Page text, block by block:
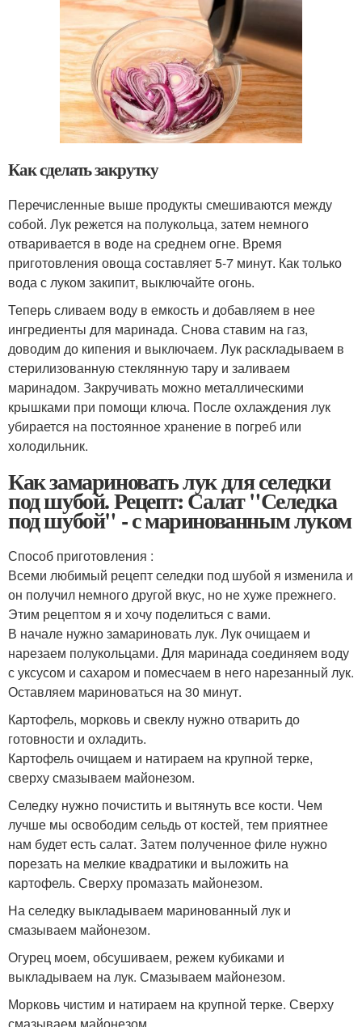
Как сделать закрутку
Перечисленные выше продукты смешиваются между
собой. Лук режется на полукольца, затем немного
отваривается в воде на среднем огне. Время
приготовления овоща составляет 5-7 минут. Как только
вода с луком закипит, выключайте огонь.
Теперь сливаем воду в емкость и добавляем в нее
ингредиенты для маринада. Снова ставим на газ,
доводим до кипения и выключаем. Лук раскладываем в
стерилизованную стеклянную тару и заливаем
маринадом. Закручивать можно металлическими
крышками при помощи ключа. После охлаждения лук
убирается на постоянное хранение в погреб или
холодильник.
Как замариновать лук для селедки
под шубой. Рецепт: Салат "Селедка
под шубой" - с маринованным луком
Способ приготовления :
Всеми любимый рецепт селедки под шубой я изменила и
он получил немного другой вкус, но не хуже прежнего.
Этим рецептом я и хочу поделиться с вами.
В начале нужно замариновать лук. Лук очищаем и
нарезаем полукольцами. Для маринада соединяем воду
с уксусом и сахаром и помесчаем в него нарезанный лук.
Оставляем мариноваться на 30 минут.
Картофель, морковь и свеклу нужно отварить до
готовности и охладить.
Картофель очищаем и натираем на крупной терке,
сверху смазываем майонезом.
Селедку нужно почистить и вытянуть все кости. Чем
лучше мы освободим сельдь от костей, тем приятнее
нам будет есть салат. Затем полученное филе нужно
порезать на мелкие квадратики и выложить на
картофель. Сверху промазать майонезом.
На селедку выкладываем маринованный лук и
смазываем майонезом.
Огурец моем, обсушиваем, режем кубиками и
выкладываем на лук. Смазываем майонезом.
Морковь чистим и натираем на крупной терке. Сверху